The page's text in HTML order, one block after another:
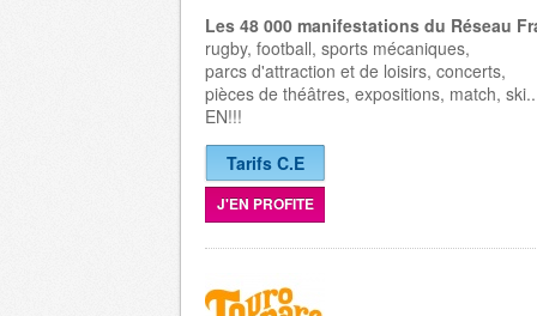
Les 48 000 manifestations du Réseau
rugby, football, sports mécaniques,
parcs d'attraction et de loisirs, concerts,
pièces de théâtres, expositions, match,
EN!!!
Tarifs C.E
J'EN PROFITE